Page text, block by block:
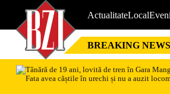
ActualitateLocal
BREAKING NEWS